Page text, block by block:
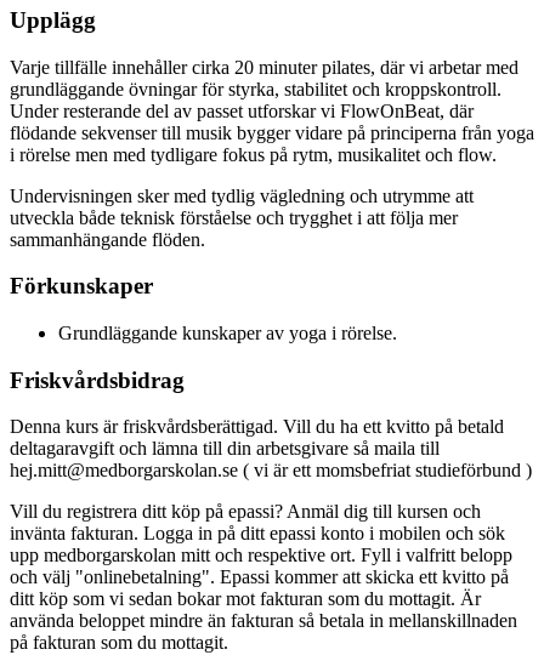
Upplägg
Varje tillfälle innehåller cirka 20 minuter pilates, där vi arbetar med
grundläggande övningar för styrka, stabilitet och kroppskontroll.
Under resterande del av passet utforskar vi FlowOnBeat, där
flödande sekvenser till musik bygger vidare på principerna från yoga
i rörelse men med tydligare fokus på rytm, musikalitet och flow.
Undervisningen sker med tydlig vägledning och utrymme att
utveckla både teknisk förståelse och trygghet i att följa mer
sammanhängande flöden.
Förkunskaper
Grundläggande kunskaper av yoga i rörelse.
Friskvårdsbidrag
Denna kurs är friskvårdsberättigad. Vill du ha ett kvitto på betald
deltagaravgift och lämna till din arbetsgivare så maila till
hej.mitt@medborgarskolan.se ( vi är ett momsbefriat studieförbund )
Vill du registrera ditt köp på epassi? Anmäl dig till kursen och
invänta fakturan. Logga in på ditt epassi konto i mobilen och sök
upp medborgarskolan mitt och respektive ort. Fyll i valfritt belopp
och välj "onlinebetalning". Epassi kommer att skicka ett kvitto på
ditt köp som vi sedan bokar mot fakturan som du mottagit. Är
använda beloppet mindre än fakturan så betala in mellanskillnaden
på fakturan som du mottagit.